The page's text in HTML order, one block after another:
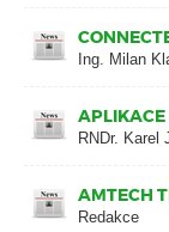
Ing. Milan
APLIKACE
RNDr. Karel
AMTECH
Redakce